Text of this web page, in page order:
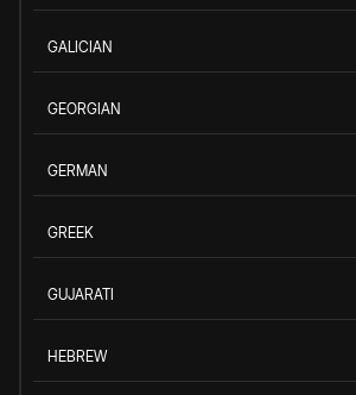
GALICIAN
GEORGIAN
GERMAN
GREEK
GUJARATI
HEBREW